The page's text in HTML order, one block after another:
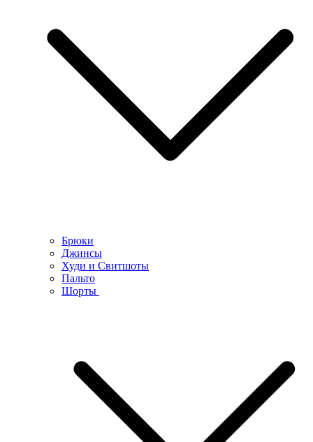
Брюки
Джинсы
Худи и Свитшоты
Пальто
Шорты